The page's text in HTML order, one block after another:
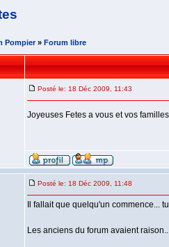
Pompier » Forum libre
Posté le: 18 Déc 2009, 11:43
Joyeuses Fetes a vous et vos
Posté le: 18 Déc 2009, 11:48
Il fallait que quelqu'un commence...
Les anciens du forum avaient